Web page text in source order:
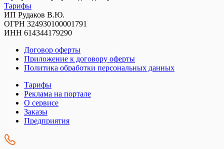
Тарифы
ИП Рудаков В.Ю.
ОГРН 324930100001791
ИНН 614344179290
Договор оферты
Приложение к договору оферты
Политика обработки персональных данных
Тарифы
Реклама на портале
О сервисе
Заказы
Предприятия